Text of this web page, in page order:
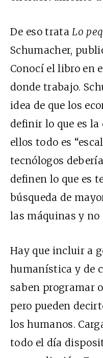
De eso trataLo
Schumacher,
Conocí el libro en
donde trabajo.
idea de que los
definir lo que es la
ellos todo es
tecnólogos
definen lo que es
búsqueda de
las máquinas y no
Hay que incluir a
humanística y de
saben programar
pero pueden
los humanos.
todo el día